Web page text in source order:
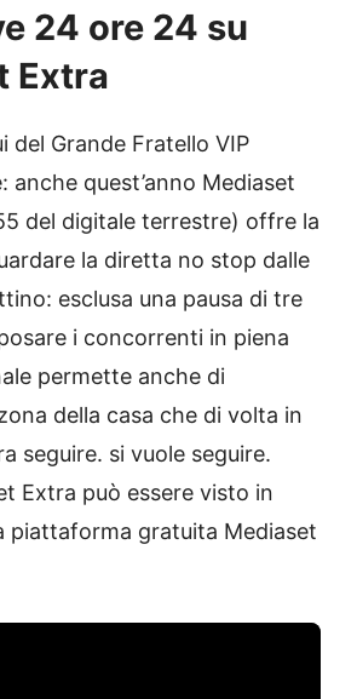
24 ore 24 su
Extra
del Grande Fratello VIP
anche quest’anno Mediaset
del digitale terrestre) offre la
la diretta no stop dalle
esclusa una pausa di tre
i concorrenti in piena
permette anche di
della casa che di volta in
seguire. si vuole seguire.
Extra può essere visto in
piattaforma gratuita Mediaset